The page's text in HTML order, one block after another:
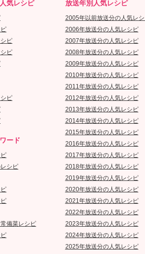
気レシピ
ピ
ピ
ピ
ード
シピ
備菜レシピ
放送年別人気レシピ
2005年以前放送分の人気レ
2006年放送分の人気レシピ
2007年放送分の人気レシピ
2008年放送分の人気レシピ
2009年放送分の人気レシピ
2010年放送分の人気レシピ
2011年放送分の人気レシピ
2012年放送分の人気レシピ
2013年放送分の人気レシピ
2014年放送分の人気レシピ
2015年放送分の人気レシピ
2016年放送分の人気レシピ
2017年放送分の人気レシピ
2018年放送分の人気レシピ
2019年放送分の人気レシピ
2020年放送分の人気レシピ
2021年放送分の人気レシピ
2022年放送分の人気レシピ
2023年放送分の人気レシピ
2024年放送分の人気レシピ
2025年放送分の人気レシピ